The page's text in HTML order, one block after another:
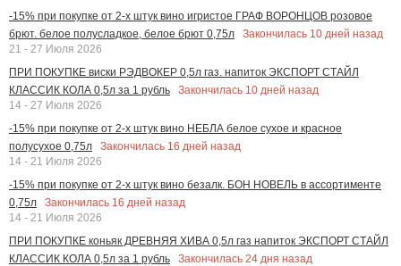
-15% при покупке от 2-х штук вино игристое ГРАФ ВОРОНЦОВ розовое
брют. белое полусладкое, белое брют 0,75л
Закончилась 10 дней назад
21 - 27 Июля 2026
ПРИ ПОКУПКЕ виски РЭДВОКЕР 0,5л газ. напиток ЭКСПОРТ СТАЙЛ
КЛАССИК КОЛА 0,5л за 1 рубль
Закончилась 10 дней назад
14 - 27 Июля 2026
-15% при покупке от 2-х штук вино НЕБЛА белое сухое и красное
полусухое 0,75л
Закончилась 16 дней назад
14 - 21 Июля 2026
-15% при покупке от 2-х штук вино безалк. БОН НОВЕЛЬ в ассортименте
0,75л
Закончилась 16 дней назад
14 - 21 Июля 2026
ПРИ ПОКУПКЕ коньяк ДРЕВНЯЯ ХИВА 0,5л газ напиток ЭКСПОРТ СТАЙЛ
КЛАССИК КОЛА 0,5л за 1 рубль
Закончилась 24 дня назад